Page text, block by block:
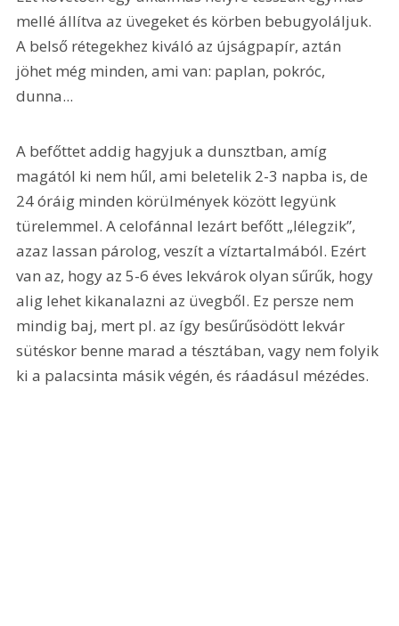
mellé állítva az üvegeket és körben bebugyoláljuk.
A belső rétegekhez kiváló az újságpapír, aztán
jöhet még minden, ami van: paplan, pokróc,
dunna...
A befőttet addig hagyjuk a dunsztban, amíg
magától ki nem hűl, ami beletelik 2-3 napba is, de
24 óráig minden körülmények között legyünk
türelemmel. A celofánnal lezárt befőtt „lélegzik”,
azaz lassan párolog, veszít a víztartalmából. Ezért
van az, hogy az 5-6 éves lekvárok olyan sűrűk, hogy
alig lehet kikanalazni az üvegből. Ez persze nem
mindig baj, mert pl. az így besűrűsödött lekvár
sütéskor benne marad a tésztában, vagy nem folyik
ki a palacsinta másik végén, és ráadásul mézédes.